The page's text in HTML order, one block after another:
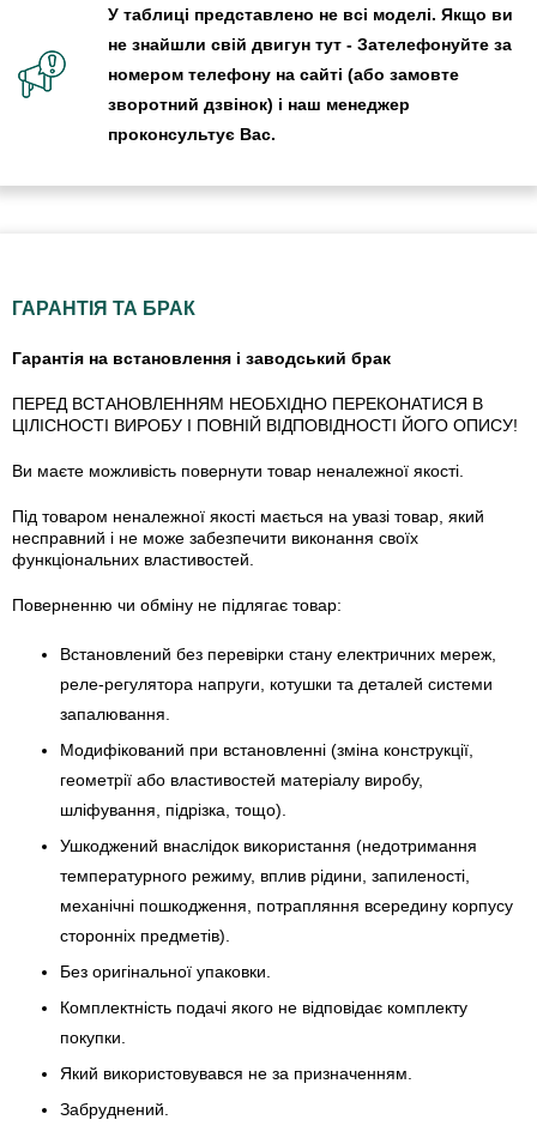
У таблиці представлено не всі моделі. Якщо ви
не знайшли свій двигун тут - Зателефонуйте за
номером телефону на сайті (або замовте
зворотний дзвінок) і наш менеджер
проконсультує Вас.
ГАРАНТІЯ ТА БРАК
Гарантія на встановлення і заводський брак
ПЕРЕД ВСТАНОВЛЕННЯМ НЕОБХІДНО ПЕРЕКОНАТИСЯ В
ЦІЛІСНОСТІ ВИРОБУ І ПОВНІЙ ВІДПОВІДНОСТІ ЙОГО ОПИСУ!
Ви маєте можливість повернути товар неналежної якості.
Під товаром неналежної якості мається на увазі товар, який
несправний і не може забезпечити виконання своїх
функціональних властивостей.
Поверненню чи обміну не підлягає товар:
Встановлений без перевірки стану електричних мереж,
реле-регулято­ра напруги, котушки та деталей системи
запалювання.
Модифікований при встановленні (зміна конструкції,
геометрії або властивостей матеріалу виробу,
шліфування, підрізка, тощо).
Ушкоджений внаслідок використання (недотримання
температурного режиму, вплив рідини, запиленості,
механічні пошкодження, потрапляння всередину корпусу
сторонніх предметів).
Без оригінальної упаковки.
Комплектність подачі якого не відповідає комплекту
покупки.
Який використовувався не за призначенням.
Забруднений.